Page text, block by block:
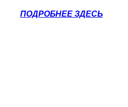
ПОДРОБНЕЕ ЗДЕСЬ